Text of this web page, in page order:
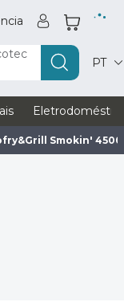
PT
Smokin' 4500